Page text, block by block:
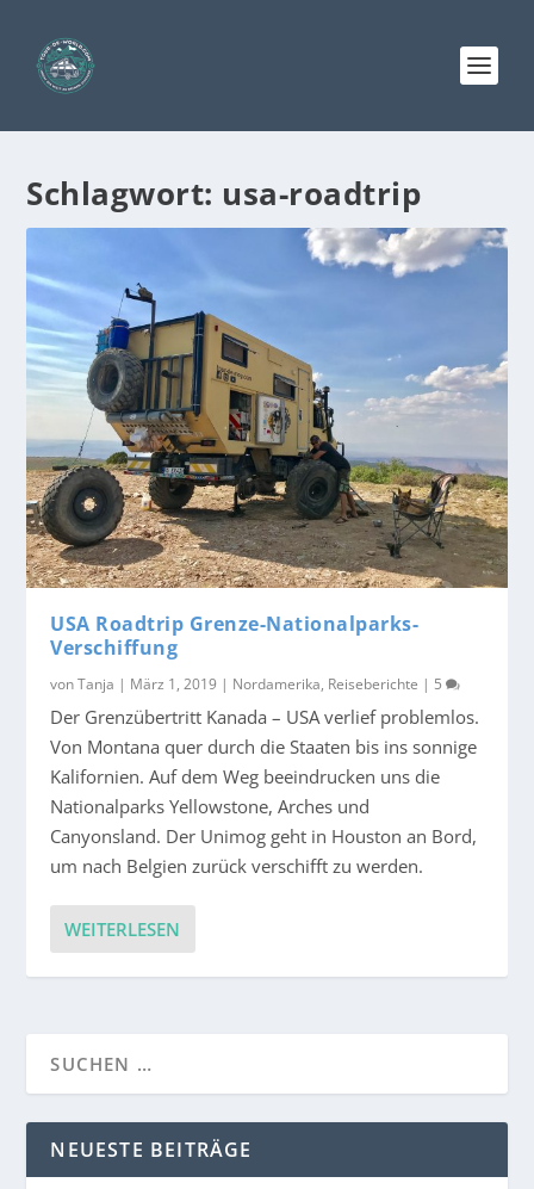
Schlagwort: usa-roadtrip
USA Roadtrip Grenze-Nationalparks-
Verschiffung
vonTanja | März 1, 2019 | Nordamerika, Reiseberichte | 5
Der Grenzübertritt Kanada – USA verlief problemlos.
Von Montana quer durch die Staaten bis ins sonnige
Kalifornien. Auf dem Weg beeindrucken uns die
Nationalparks Yellowstone, Arches und
Canyonsland. Der Unimog geht in Houston an Bord,
um nach Belgien zurück verschifft zu werden.
WEITERLESEN
NEUESTE BEITRÄGE